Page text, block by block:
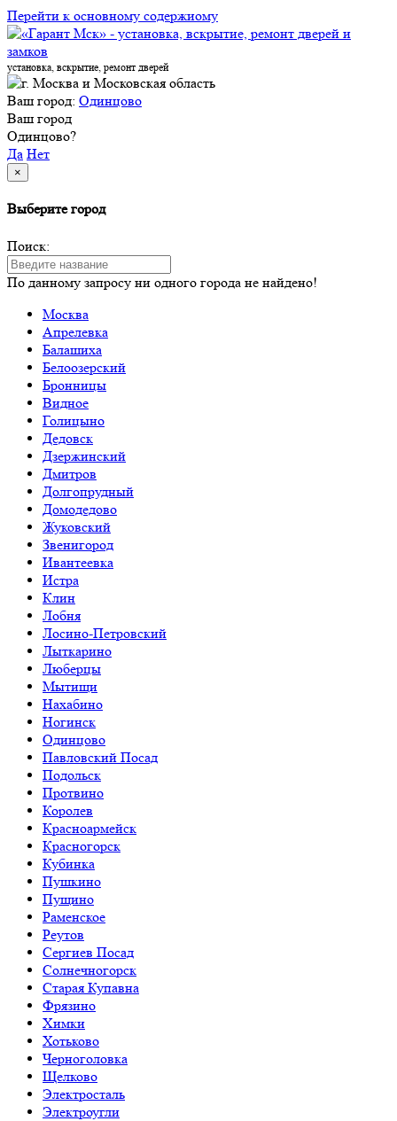
Перейти к основному содержиому
установка, вскрытие, ремонт дверей
Ваш город: Одинцово
Ваш город
Одинцово?
Да Нет
×
Выберите город
Поиск:
По данному запросу ни одного города не найдено!
Москва
Апрелевка
Балашиха
Белоозерский
Бронницы
Видное
Голицыно
Дедовск
Дзержинский
Дмитров
Долгопрудный
Домодедово
Жуковский
Звенигород
Ивантеевка
Истра
Клин
Лобня
Лосино-Петровский
Лыткарино
Люберцы
Мытищи
Нахабино
Ногинск
Одинцово
Павловский Посад
Подольск
Протвино
Королев
Красноармейск
Красногорск
Кубинка
Пушкино
Пущино
Раменское
Реутов
Сергиев Посад
Солнечногорск
Старая Купавна
Фрязино
Химки
Хотьково
Черноголовка
Щелково
Электросталь
Электроугли